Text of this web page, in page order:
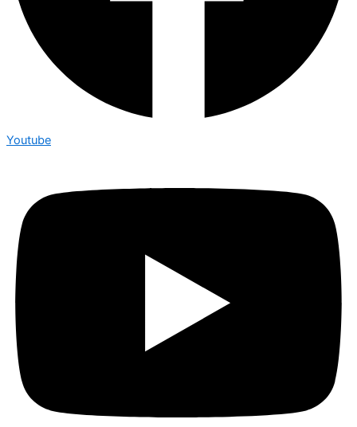
Youtube